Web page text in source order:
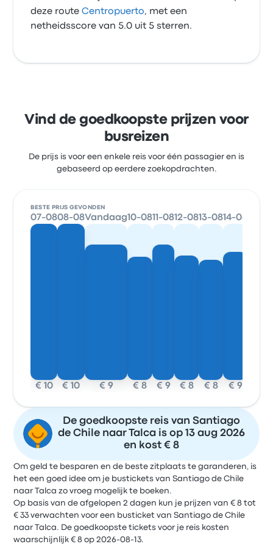
deze routeCentropuerto, met een
netheidsscore van 5.0 uit 5 sterren.
Vind de goedkoopste prijzen voor
busreizen
De prijs is voor een enkele reis voor één passagier en is
gebaseerd op eerdere zoekopdrachten.
BESTE PRIJS GEVONDEN
07-08
€ 10
08-08
€ 10
Vandaag
€ 9
10-08
€ 8
11-08
€ 9
12-08
€ 8
13-08
€ 8
14-08
€ 9
De goedkoopste reis van Santiago
de Chile naar Talca is op 13 aug 2026
en kost € 8
Om geld te besparen en de beste zitplaats te garanderen, is
het een goed idee om je bustickets van Santiago de Chile
naar Talca zo vroeg mogelijk te boeken.
Op basis van de afgelopen 2 dagen kun je prijzen van € 8 tot
€ 33 verwachten voor een busticket van Santiago de Chile
naar Talca. De goedkoopste tickets voor je reis kosten
waarschijnlijk € 8 op 2026-08-13.